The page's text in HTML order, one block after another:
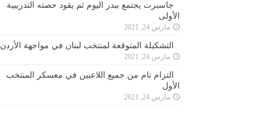
جاسبرت يجتمع ببدر اليوم ثم يقود حصته التدريبية
الأولى
مارس 24, 2021
التشكيلة المتوقعة لمنتخب لبنان في مواجهة الأردن
مارس 24, 2021
التزام تام من جميع اللاعبين في معسكر المنتخب
الأول
مارس 24, 2021